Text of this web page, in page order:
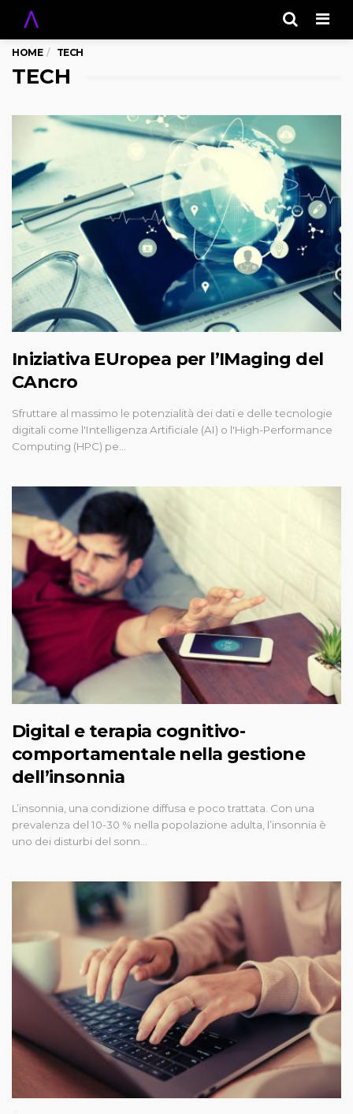
HOME TECH
TECH
Iniziativa EUropea per l’IMaging del
CAncro
Sfruttare al massimo le potenzialità dei dati e delle tecnologie
digitali come l'Intelligenza Artificiale (AI) o l'High-Performance
Computing (HPC) pe…
Digital e terapia cognitivo-
comportamentale nella gestione
dell’insonnia
L’insonnia, una condizione diffusa e poco trattata. Con una
prevalenza del 10-30 % nella popolazione adulta, l’insonnia è
uno dei disturbi del sonn…